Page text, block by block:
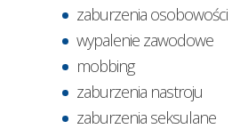
zaburzenia osobowości
wypalenie zawodowe
mobbing
zaburzenia nastroju
zaburzenia seksulane